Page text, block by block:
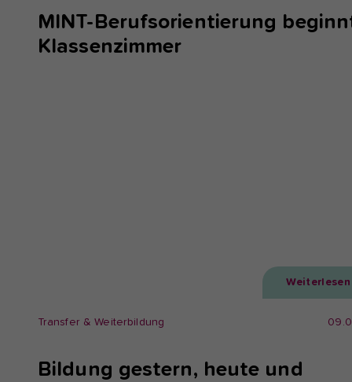
MINT-Berufsorientierung
Klassenzimmer
Weiterlesen
Transfer & Weiterbildung
Bildung gestern, heute und